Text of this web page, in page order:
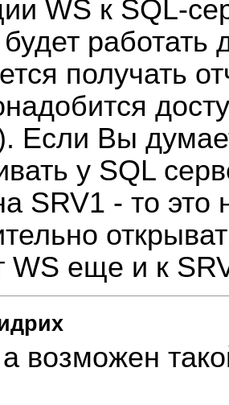
WS к SQL-
работать
получать
Если Вы
у SQL
SRV1 - то это
WS еще и к
возможен